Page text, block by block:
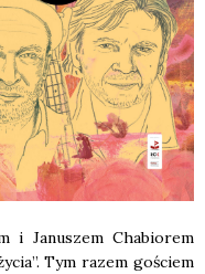
i Janu­szem Cha­bio­rem
Tym razem gościem